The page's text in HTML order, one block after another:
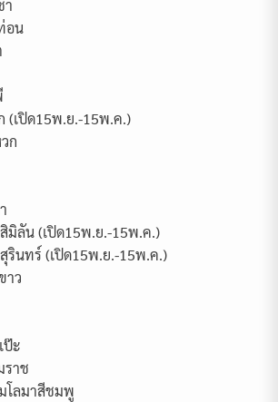
า
อน
(เปิด15พ.ย.-15พ.ค.)
ก
มิลัน (เปิด15พ.ย.-15พ.ค.)
รินทร์ (เปิด15พ.ย.-15พ.ค.)
าว
ป๊ะ
าช
ลมาสีชมพู